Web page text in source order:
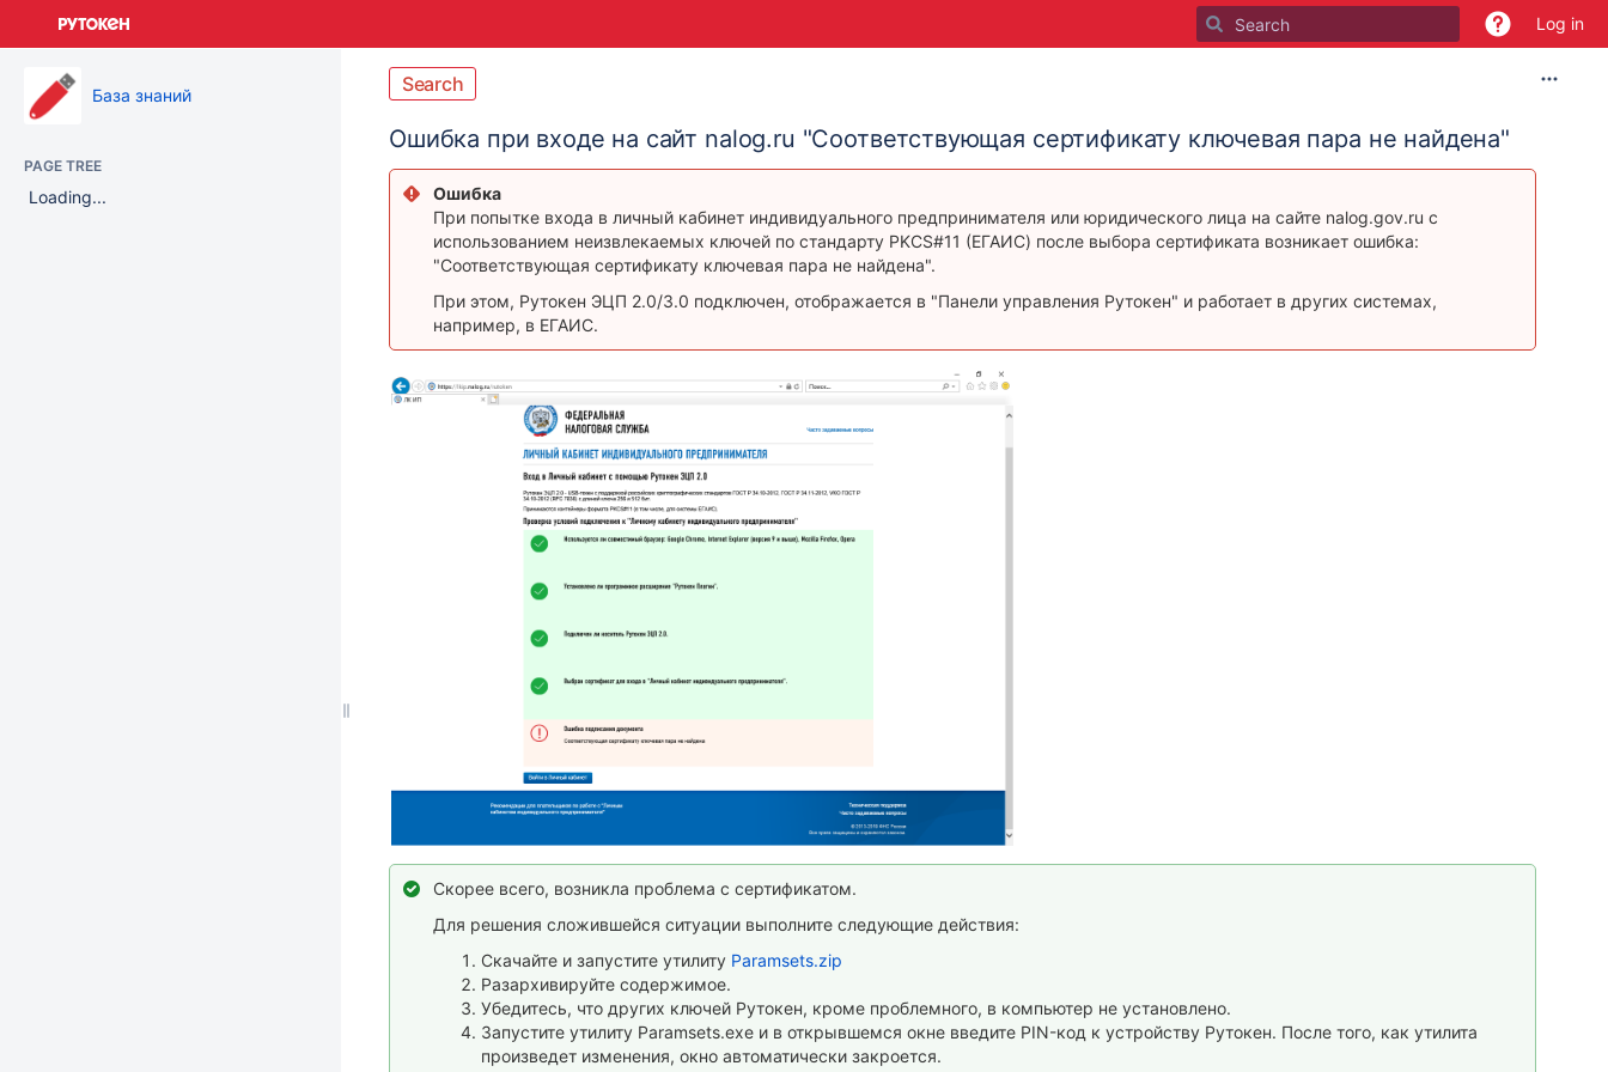
content
assistive.skiplink.to.breadcrumbs
assistive.skiplink.to.quick.search
Log in
База знаний
PAGE TREE
Loading...
Search
Ошибка при входе на сайт nalog.ru "Соответствующая сертификату ключевая пара не найдена"
Ошибка
При попытке входа в личный кабинет индивидуального предпринимателя или юридического лица на сайте nalog.gov.ru c
использованием неизвлекаемых ключей по стандарту PKCS#11 (ЕГАИС) после выбора сертификата возникает ошибка:
"Соответствующая сертификату ключевая пара не найдена".
При этом, Рутокен ЭЦП 2.0/3.0 подключен, отображается в "Панели управления Рутокен" и работает в других системах,
например, в ЕГАИС.
Скорее всего, возникла проблема с сертификатом.
Для решения сложившейся ситуации выполните следующие действия:
Скачайте и запустите утилиту Paramsets.zip
Разархивируйте содержимое.
Убедитесь, что других ключей Рутокен, кроме проблемного, в компьютер не установлено.
Запустите утилиту Paramsets.exe и в открывшемся окне введите PIN-код к устройству Рутокен. После того, как утилита
произведет изменения, окно автоматически закроется.